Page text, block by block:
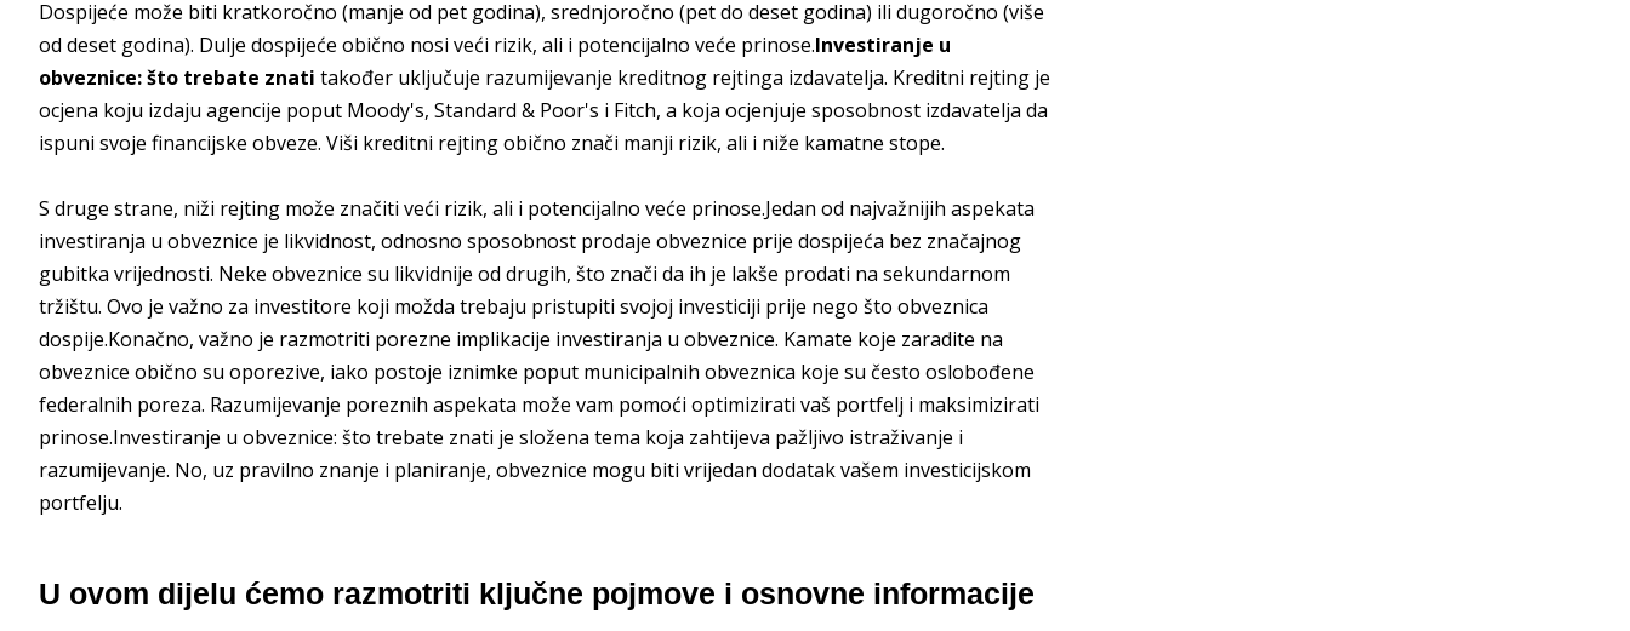
Dospijeće može biti kratkoročno (manje od pet godina), srednjoročno (pet do deset godina) ili dugoročno (više
od deset godina). Dulje dospijeće obično nosi veći rizik, ali i potencijalno veće prinose.Investiranje u
obveznice: što trebate znati također uključuje razumijevanje kreditnog rejtinga izdavatelja. Kreditni rejting je
ocjena koju izdaju agencije poput Moody's, Standard & Poor's i Fitch, a koja ocjenjuje sposobnost izdavatelja da
ispuni svoje financijske obveze. Viši kreditni rejting obično znači manji rizik, ali i niže kamatne stope.
S druge strane, niži rejting može značiti veći rizik, ali i potencijalno veće prinose.Jedan od najvažnijih aspekata
investiranja u obveznice je likvidnost, odnosno sposobnost prodaje obveznice prije dospijeća bez značajnog
gubitka vrijednosti. Neke obveznice su likvidnije od drugih, što znači da ih je lakše prodati na sekundarnom
tržištu. Ovo je važno za investitore koji možda trebaju pristupiti svojoj investiciji prije nego što obveznica
dospije.Konačno, važno je razmotriti porezne implikacije investiranja u obveznice. Kamate koje zaradite na
obveznice obično su oporezive, iako postoje iznimke poput municipalnih obveznica koje su često oslobođene
federalnih poreza. Razumijevanje poreznih aspekata može vam pomoći optimizirati vaš portfelj i maksimizirati
prinose.Investiranje u obveznice: što trebate znati je složena tema koja zahtijeva pažljivo istraživanje i
razumijevanje. No, uz pravilno znanje i planiranje, obveznice mogu biti vrijedan dodatak vašem investicijskom
portfelju.
U ovom dijelu ćemo razmotriti ključne pojmove i osnovne informacije